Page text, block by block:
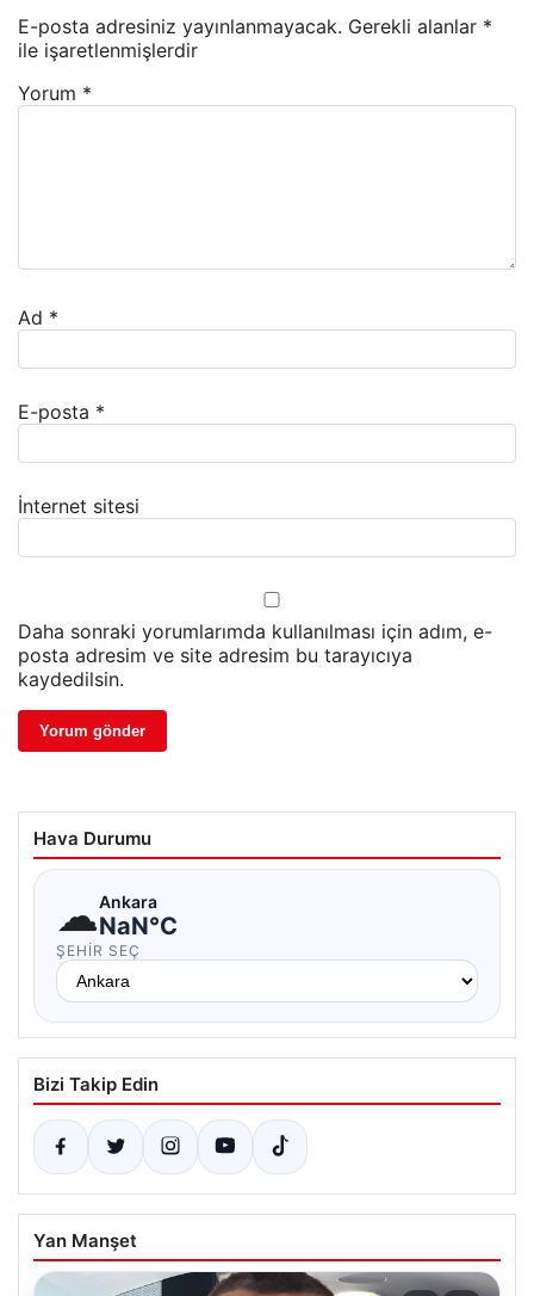
E-posta adresiniz yayınlanmayacak. Gerekli alanlar *
ile işaretlenmişlerdir
Yorum *
Ad *
E-posta *
İnternet sitesi
Daha sonraki yorumlarımda kullanılması için adım, e-
posta adresim ve site adresim bu tarayıcıya
kaydedilsin.
Hava Durumu
☁Ankara
NaN°C
ŞEHIR SEÇ
Bizi Takip Edin
Yan Manşet